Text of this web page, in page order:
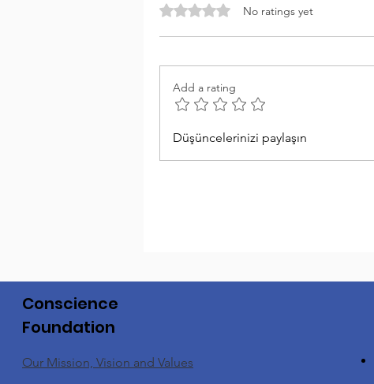
Rated 0 out of 5 stars. No ratings yet
Add a rating
Düşüncelerinizi paylaşın
Conscience
Foundation
Our Mission, Vision and Values